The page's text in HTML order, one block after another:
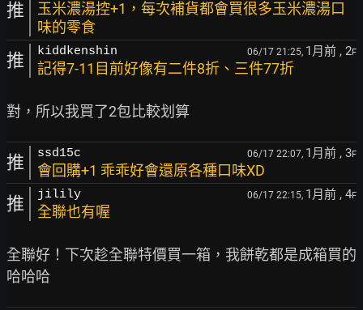
推
玉米濃湯控+1，每次補貨都會買很多玉米濃湯口
味的零食
推 kiddkenshin 06/17 21:25, 1月前 , 2F
記得7-11目前好像有二件8折、三件77折
推 ssd15c 06/17 22:07, 1月前 , 3F
會回購+1 乖乖好會還原各種口味XD
推 jilily 06/17 22:15, 1月前 , 4F
全聯也有喔
全聯好！下次趁全聯特價買一箱，我餅乾都是成箱買的